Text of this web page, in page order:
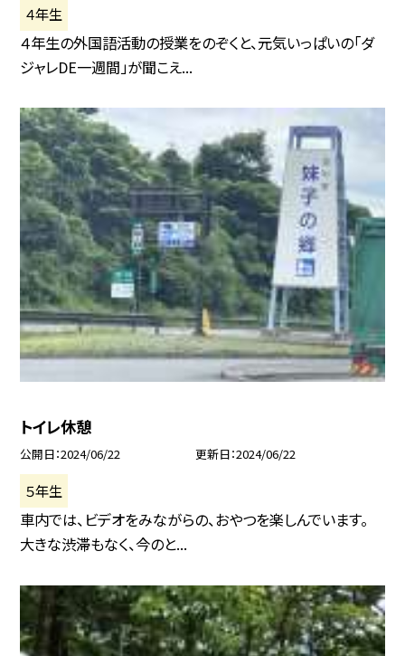
４年生
４年生の外国語活動の授業をのぞくと、元気いっぱいの「ダ
ジャレDE一週間」が聞こえ...
トイレ休憩
公開日 2024/06/22 更新日 2024/06/22
５年生
車内では、ビデオをみながらの、おやつを楽しんでいます。
大きな渋滞もなく、今のと...